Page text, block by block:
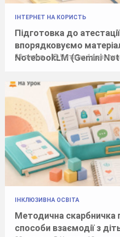
ІНТЕРНЕТ НА КОРИСТЬ
Підготовка до
впорядковуємо
NotebookLM (Gemini
29 липня Читати: 14
ІНКЛЮЗИВНА ОСВІТА
Методична скарбничка
способи взаємодії з